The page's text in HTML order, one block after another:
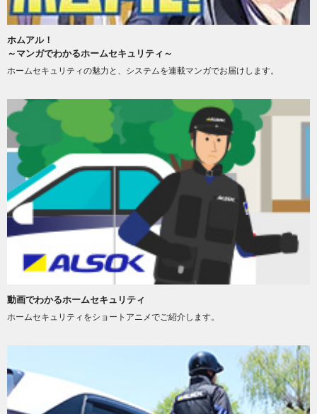
ホムアル！
～マンガでわかるホームセキュリティ～
ホームセキュリティの魅力と、システムを連載マンガでお届けします。
動画でわかるホームセキュリティ
ホームセキュリティをショートアニメでご紹介します。